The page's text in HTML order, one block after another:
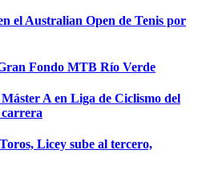
el Australian Open de Tenis por
Fondo MTB Río Verde
A en Liga de Ciclismo del
Licey sube al tercero,